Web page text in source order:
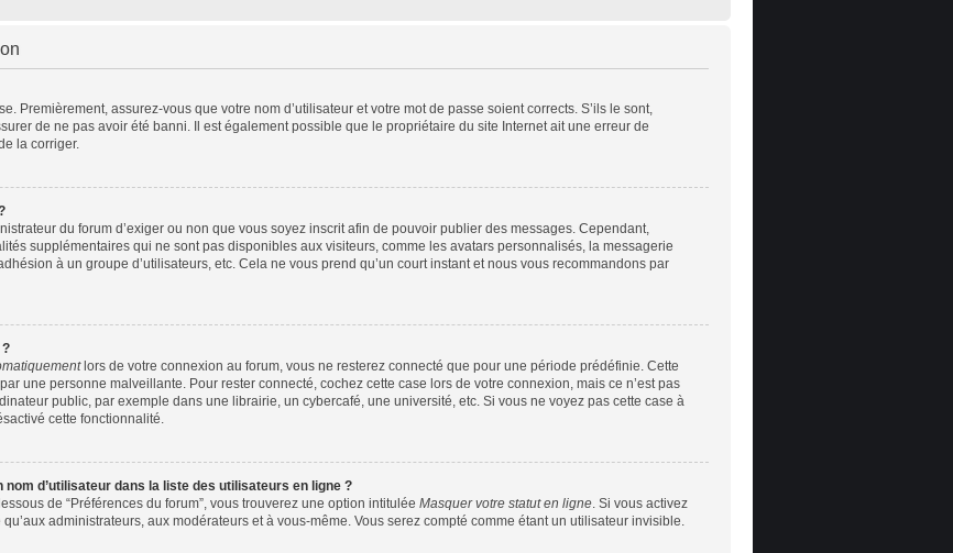
Premièrement, assurez-vous que votre nom d’utilisateur et votre mot de passe soient corrects. S’ils le sont,
de ne pas avoir été banni. Il est également possible que le propriétaire du site Internet ait une erreur de
la corriger.
du forum d’exiger ou non que vous soyez inscrit afin de pouvoir publier des messages. Cependant,
supplémentaires qui ne sont pas disponibles aux visiteurs, comme les avatars personnalisés, la messagerie
à un groupe d’utilisateurs, etc. Cela ne vous prend qu’un court instant et nous vous recommandons par
lors de votre connexion au forum, vous ne resterez connecté que pour une période prédéfinie. Cette
une personne malveillante. Pour rester connecté, cochez cette case lors de votre connexion, mais ce n’est pas
public, par exemple dans une librairie, un cybercafé, une université, etc. Si vous ne voyez pas cette case à
cette fonctionnalité.
d’utilisateur dans la liste des utilisateurs en ligne ?
de “Préférences du forum”, vous trouverez une option intitulée Masquer votre statut en ligne . Si vous activez
qu’aux administrateurs, aux modérateurs et à vous-même. Vous serez compté comme étant un utilisateur invisible.